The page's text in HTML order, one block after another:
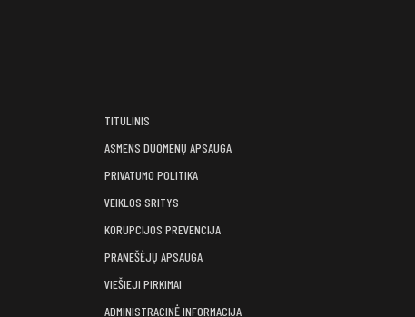
TITULINIS
ASMENS DUOMENŲ APSAUGA
PRIVATUMO POLITIKA
VEIKLOS SRITYS
KORUPCIJOS PREVENCIJA
PRANEŠĖJŲ APSAUGA
VIEŠIEJI PIRKIMAI
ADMINISTRACINĖ INFORMACIJA